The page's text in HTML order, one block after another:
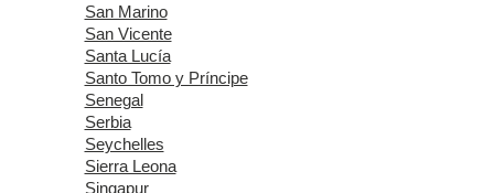
San Marino
San Vicente
Santa Lucía
Santo Tomo y Príncipe
Senegal
Serbia
Seychelles
Sierra Leona
Singapur